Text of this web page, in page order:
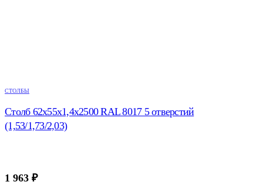
СТОЛБЫ
Столб 62х55х1,4х2500 RAL 8017 5 отверстий
(1,53/1,73/2,03)
1 963 ₽